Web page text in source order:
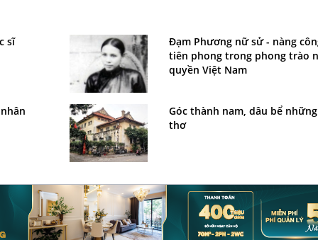
sĩ
Đạm Phương nữ sử - nàng
tiên phong trong phong trào
quyền Việt Nam
Góc thành nam, dâu bể
thơ